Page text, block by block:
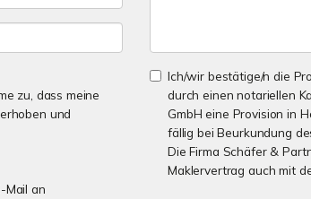
zu, dass meine
und
Mail an
Ich/wir bestätige/n die
durch einen notariellen
GmbH eine Provision in
fällig bei Beurkundung
Die Firma Schäfer &
Maklervertrag auch mit